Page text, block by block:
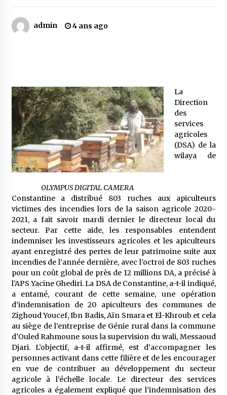
4 ans ago
« Père, tiens-moi, je vais tomber ! »
5 ans ago
Le bouc de l’Au-delà
5 ans ago
Le monstrueux vieillard (Un récit du Sud
algérien)
5 ans ago
Rencontre nocturne dans le désert (Un conte
touareg)
5 ans ago
Un conte targui/ Quand la tête est vide
5 ans ago
Tradition orale/ D’où viennent les contes et à
quoi servent-ils?
5 ans ago
admin 4 ans ago
OLYMPUS DIGITAL CAMERA
La
Direction
des
services
agricoles
(DSA) de la
wilaya de
Constantine a distribué 803 ruches aux apiculteurs
victimes des incendies lors de la saison agricole 2020-
2021, a fait savoir mardi dernier le directeur local du
secteur. Par cette aide, les responsables entendent
indemniser les investisseurs agricoles et les apiculteurs
ayant enregistré des pertes de leur patrimoine suite aux
incendies de l’année dernière, avec l’octroi de 803 ruches
pour un coût global de près de 12 millions DA, a précisé à
l’APS Yacine Ghediri. La DSA de Constantine, a-t-il indiqué,
a entamé, courant de cette semaine, une opération
d’indemnisation de 20 apiculteurs des communes de
Zighoud Youcef, Ibn Badis, Aïn Smara et El-Khroub et cela
au siège de l’entreprise de Génie rural dans la commune
d’Ouled Rahmoune sous la supervision du wali, Messaoud
Djari. L’objectif, a-t-il affirmé, est d’accompagner les
personnes activant dans cette filière et de les encourager
en vue de contribuer au développement du secteur
agricole à l’échelle locale. Le directeur des services
agricoles a également expliqué que l’indemnisation des